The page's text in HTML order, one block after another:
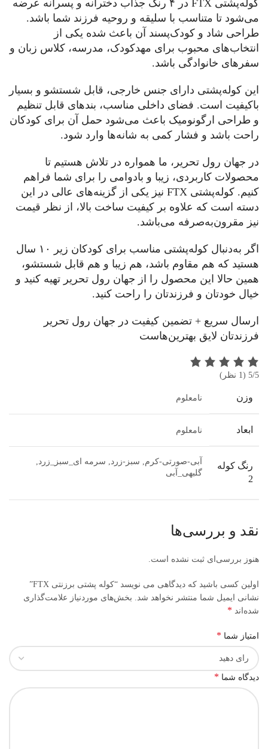
کوله‌پشتی FTX در ۴ رنگ جذاب دخترانه و پسرانه عرضه
می‌شود تا متناسب با سلیقه‌ و روحیه‌ فرزند شما باشد.
طراحی شاد و کودک‌پسند آن باعث شده یکی از
انتخاب‌های محبوب برای مهدکودک، مدرسه، کلاس زبان و
سفرهای خانوادگی باشد.
این کوله‌پشتی دارای جنس خارجی، قابل شستشو و بسیار
باکیفیت است. فضای داخلی مناسب، بندهای قابل تنظیم
و طراحی ارگونومیک باعث می‌شود حمل آن برای کودکان
راحت باشد و فشار کمی به شانه‌ها وارد شود.
در جهان رول تحریر، ما همواره در تلاش هستیم تا
محصولات کاربردی، زیبا و بادوامی را برای شما فراهم
کنیم. کوله‌پشتی FTX نیز یکی از گزینه‌های عالی در این
دسته است که علاوه بر کیفیت ساخت بالا، از نظر قیمت
نیز مقرون‌به‌صرفه می‌باشد.
اگر به‌دنبال کوله‌پشتی مناسب برای کودکان زیر ۱۰ سال
هستید که هم مقاوم باشد، هم زیبا و هم قابل شستشو،
همین حالا این محصول را از جهان رول تحریر تهیه کنید و
خیال خودتان و فرزندتان را راحت کنید.
ارسال سریع + تضمین کیفیت در جهان رول تحریر
فرزندتان لایق بهترین‌هاست
5/5 (1 نظر)
وزن نامعلوم
ابعاد نامعلوم
رنگ کوله
2
آبی-صورتی-کرم, سبز-زرد, سرمه ای_سبز_زرد,
گلبهی_آبی
نقد و بررسی‌ها
هنوز بررسی‌ای ثبت نشده است.
اولین کسی باشید که دیدگاهی می نویسد “کوله پشتی برزنتی FTX”
نشانی ایمیل شما منتشر نخواهد شد.
بخش‌های موردنیاز علامت‌گذاری
شده‌اند *
امتیاز شما *
دیدگاه شما *